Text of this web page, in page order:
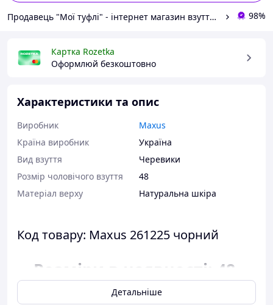
Продавець "Мої туфлі" - інтернет магазин взуття на всі випадки життя. 98%
Картка Rozetka
Оформлюй безкоштовно
Характеристики та опис
Виробник
Maxus
Країна виробник
Україна
Вид взуття
Черевики
Розмір чоловічого взуття
48
Матеріал верху
Натуральна шкіра
Код товару: Maxus 261225 чорний
Розміри в наявності: 48.
Відповідність розміру до
Детальніше